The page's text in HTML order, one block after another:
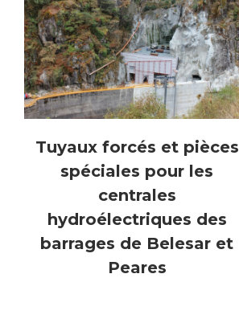
Tuyaux forcés et pièces
spéciales pour les
centrales
hydroélectriques des
barrages de Belesar et
Peares